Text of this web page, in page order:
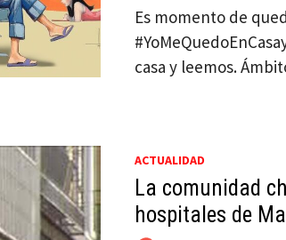
Es momento de
casa y leemos.
ACTUALIDAD
La comunidad
hospitales de